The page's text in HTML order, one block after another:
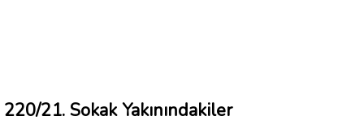
220/21. Sokak Yakınındakiler